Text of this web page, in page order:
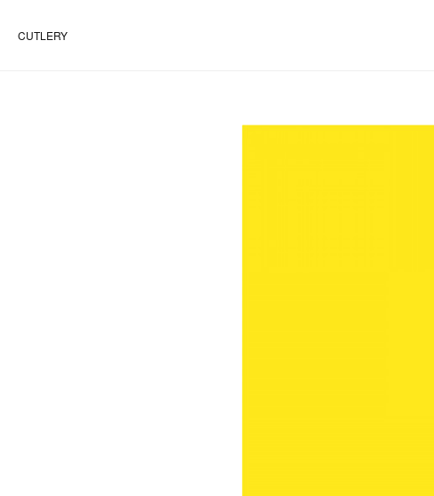
CUTLERY